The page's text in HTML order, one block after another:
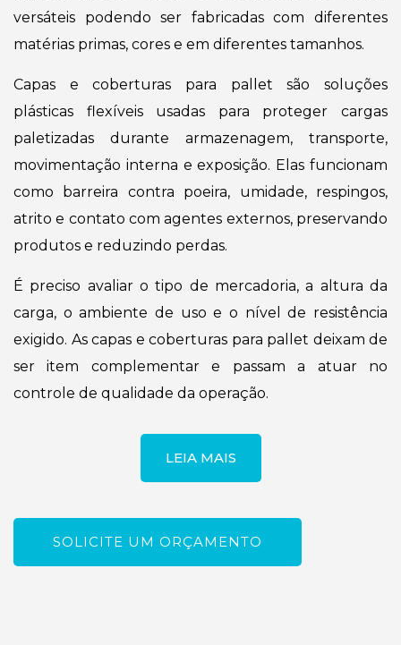
versáteis podendo ser fabricadas com diferentes
matérias primas, cores e em diferentes tamanhos.
Capas e coberturas para pallet são soluções
plásticas flexíveis usadas para proteger cargas
paletizadas durante armazenagem, transporte,
movimentação interna e exposição. Elas funcionam
como barreira contra poeira, umidade, respingos,
atrito e contato com agentes externos, preservando
produtos e reduzindo perdas.
É preciso avaliar o tipo de mercadoria, a altura da
carga, o ambiente de uso e o nível de resistência
exigido. As capas e coberturas para pallet deixam de
ser item complementar e passam a atuar no
controle de qualidade da operação.
LEIA MAIS
SOLICITE UM ORÇAMENTO